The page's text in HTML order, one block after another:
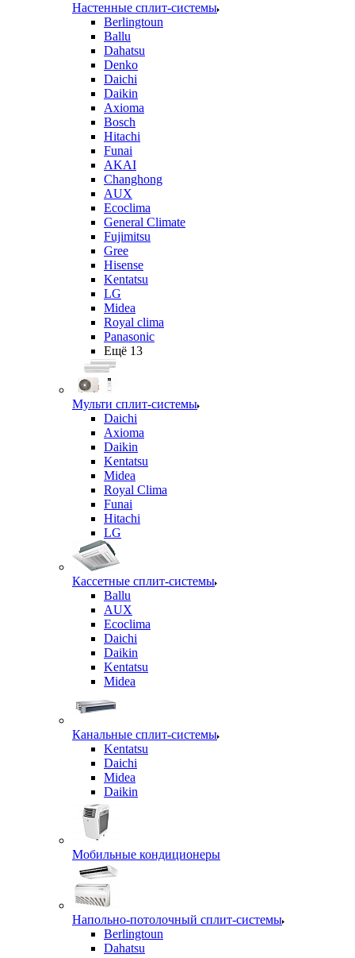
Настенные сплит-системы
Berlingtoun
Ballu
Dahatsu
Denko
Daichi
Daikin
Axioma
Bosch
Hitachi
Funai
AKAI
Changhong
AUX
Ecoclima
General Climate
Fujimitsu
Gree
Hisense
Kentatsu
LG
Midea
Royal clima
Panasonic
Ещё 13
Мульти сплит-системы
Daichi
Axioma
Daikin
Kentatsu
Midea
Royal Clima
Funai
Hitachi
LG
Кассетные сплит-системы
Ballu
AUX
Ecoclima
Daichi
Daikin
Kentatsu
Midea
Канальные сплит-системы
Kentatsu
Daichi
Midea
Daikin
Мобильные кондиционеры
Напольно-потолочный сплит-системы
Berlingtoun
Dahatsu